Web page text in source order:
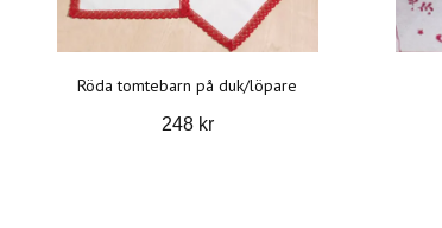
Röda tomtebarn på duk/löpare
248 kr